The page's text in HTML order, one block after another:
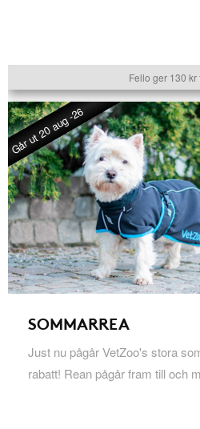
Fello ger 130 kr
Går ut 20 aug -26
SOMMARREA
Just nu pågår VetZoo's stora
rabatt! Rean pågår fram till och